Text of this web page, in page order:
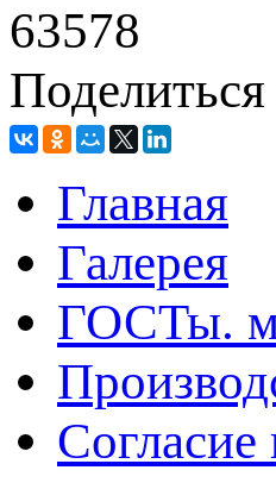
63578
Главная
Галерея
ГОСТы.